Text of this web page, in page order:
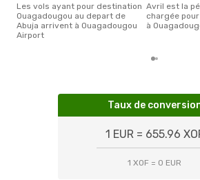
Les vols ayant pour destination
Ouagadougou au depart de
Abuja arrivent à Ouagadougou
Airport
avril est la période la plus
chargée
à
Taux de
1 EUR = 655.96
1 XOF = 0 EUR